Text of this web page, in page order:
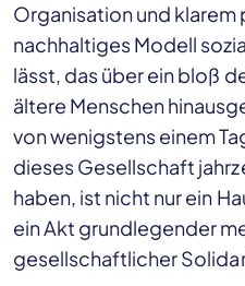
Organisation und
nachhaltiges Modell
lässt, das über ein bloß
ältere Menschen
von wenigstens einem
dieses Gesellschaft
haben, ist nicht nur ein
ein Akt grundlegender
gesellschaftlicher